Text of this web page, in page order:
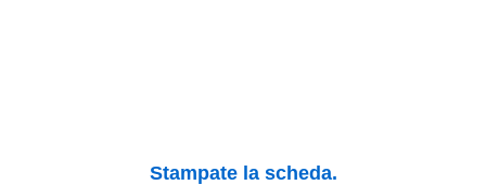
Stampate la scheda.